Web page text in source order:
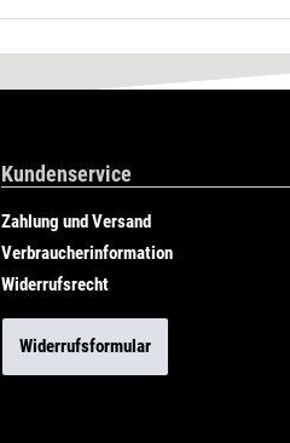
Kundenservice
Zahlung und Versand
Verbraucherinformation
Widerrufsrecht
Widerrufsformular